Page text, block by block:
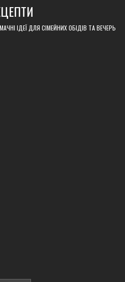
ІДЕЇ ДЛЯ СІМЕЙНИХ ОБІДІВ ТА ВЕЧЕРЬ